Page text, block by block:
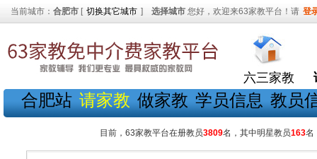
当前城市： 合肥市 [ 切换其它城市 ] 选择城市 您好，欢迎来63家教平台！请 登
六三家教
合肥站 请家教 做家教 学员信息 教员
目前，63家教平台在册教员3809名，其中明星教员163名